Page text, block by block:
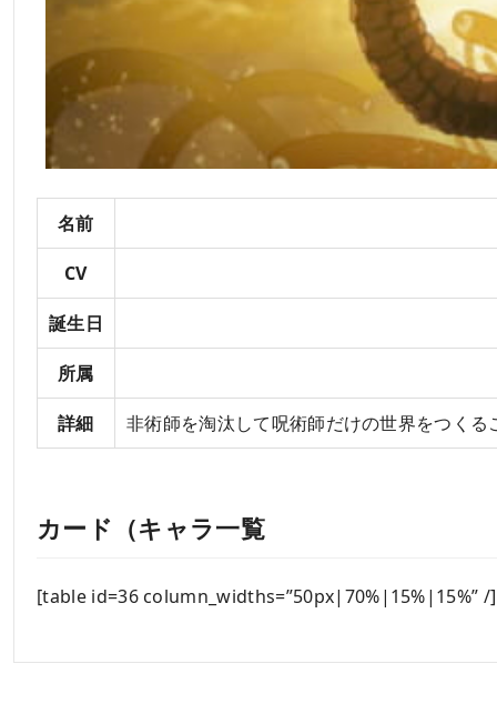
名前
CV
誕生日
所属
詳細 非術師を淘汰して呪術師だけの世界をつく
カード（キャラ一覧
[table id=36 column_widths=”50px|70%|15%|15%” /]